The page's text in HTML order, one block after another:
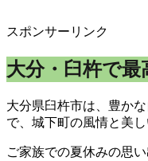
スポンサーリンク
大分・臼杵で最
大分県臼杵市は、豊か
で、城下町の風情と美し
ご家族での夏休みの思